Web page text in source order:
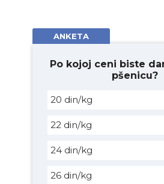
ANKETA
Po kojoj ceni biste
pšenicu?
20 din/kg
22 din/kg
24 din/kg
26 din/kg